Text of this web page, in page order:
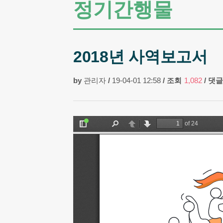
정기간행물
2018년 사역보고서
by 관리자 / 19-04-01 12:58 / 조회 1,082 / 댓글